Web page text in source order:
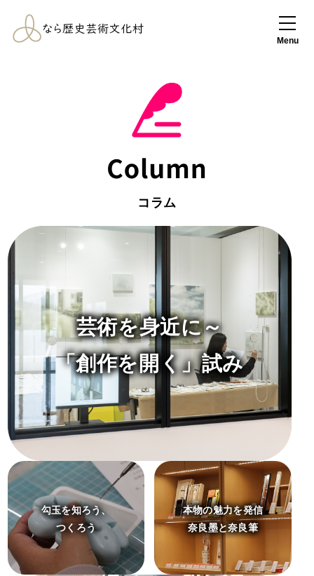
なら歴史芸術文化
村
Menu
コラム
芸術を身近に～
「創作を開く」試み
勾玉を知ろう、
つくろう
本物の魅力を発信
奈良墨と奈良筆